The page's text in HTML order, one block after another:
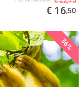
€ 16,50
36%